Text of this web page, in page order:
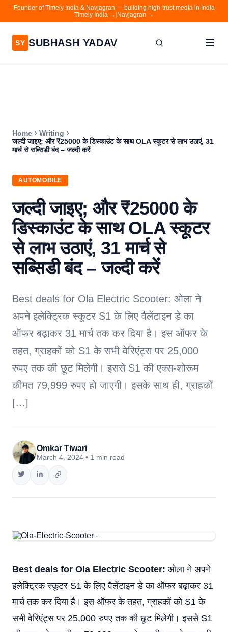
Founder of Timely India & Navjagran — building high-trust media in India
Timely India → Navjagran →
SY SUBHASH YADAV
Contact
Navjagran
Home
Writing
जल्दी जाइए; और ₹25000 के डिस्काउंट के साथ OLA स्कूटर से लाभ उठाएं, 31
मार्च से सब्सिडी बंद – जल्दी करें
AUTOMOBILE
जल्दी जाइए; और ₹25000 के
डिस्काउंट के साथ OLA स्कूटर
से लाभ उठाएं, 31 मार्च से
सब्सिडी बंद – जल्दी करें
Best deals for Ola Electric Scooter: ओला ने
अपने इलेक्ट्रिक स्कूटर S1 के लिए वैलेंटाइन डे का
ऑफर बढ़ाकर 31 मार्च तक कर दिया है। इस ऑफर के
तहत, ग्राहकों को S1 के सभी वेरिएंट्स पर 25,000
रुपए तक की छूट मिलेगी। इससे S1 की एक्स-शोरूम
कीमत 79,999 रुपए हो जाएगी। इसके साथ ही, ग्राहकों
[…]
Omkar Tiwari
March 4, 2024 • 1 min read
Best deals for Ola Electric Scooter: ओला ने अपने
इलेक्ट्रिक स्कूटर S1 के लिए वैलेंटाइन डे का ऑफर बढ़ाकर 31
मार्च तक कर दिया है। इस ऑफर के तहत, ग्राहकों को S1 के
सभी वेरिएंट्स पर 25,000 रुपए तक की छूट मिलेगी। इससे S1